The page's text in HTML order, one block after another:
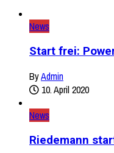
News
Start frei:
ByAdmin
10. April 2020
News
Riedemann